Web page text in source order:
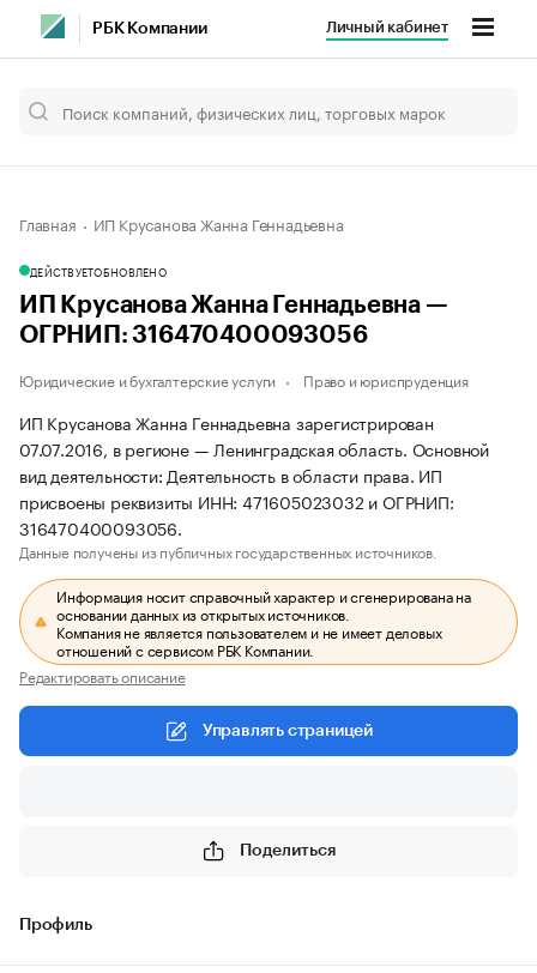
РБК Компании Личный кабинет
Главная ИП Крусанова Жанна Геннадьевна
ДЕЙСТВУЕТОБНОВЛЕНО
ИП Крусанова Жанна Геннадьевна —
ОГРНИП: 316470400093056
Юридические и бухгалтерские услуги Право и юриспруденция
ИП Крусанова Жанна Геннадьевна зарегистрирован
07.07.2016, в регионе — Ленинградская область. Основной
вид деятельности: Деятельность в области права. ИП
присвоены реквизиты ИНН: 471605023032 и ОГРНИП:
316470400093056.
Данные получены из публичных государственных источников.
Информация носит справочный характер и сгенерирована на
основании данных из открытых источников.
Компания не является пользователем и не имеет деловых
отношений с сервисом РБК Компании.
Редактировать описание
Управлять страницей
Поделиться
Профиль